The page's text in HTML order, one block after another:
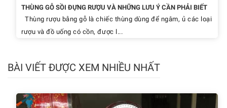
THÙNG GỖ SỒI ĐỰNG RƯỢU VÀ NHỮNG LƯU Ý CẦN PHẢI BIẾT
Thùng rượu bằng gỗ là chiếc thùng dùng để ngâm, ủ các loại
rượu và đồ uống có cồn, được l...
BÀI VIẾT ĐƯỢC XEM NHIỀU NHẤT